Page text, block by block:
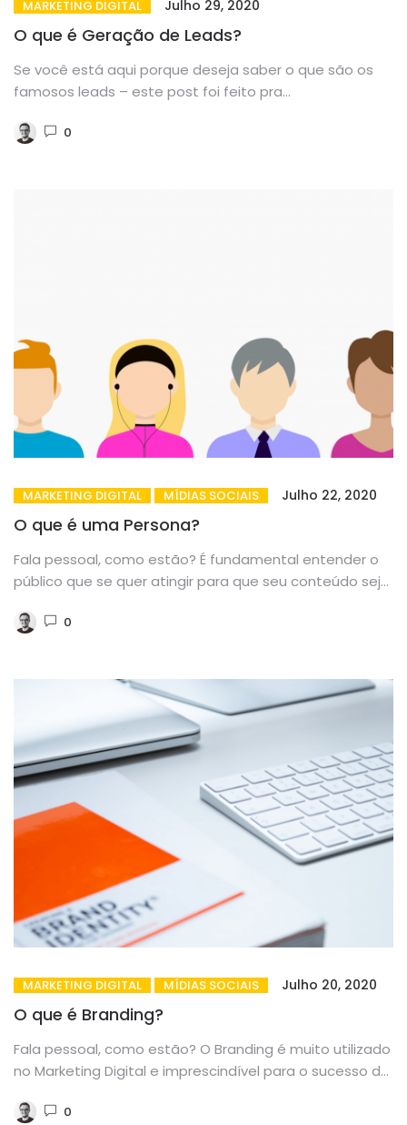
MARKETING DIGITAL Julho 29, 2020
O que é Geração de Leads?
Se você está aqui porque deseja saber o que são os
famosos leads – este post foi feito pra...
0
MARKETING DIGITAL MÍDIAS SOCIAIS Julho 22, 2020
O que é uma Persona?
Fala pessoal, como estão? É fundamental entender o
público que se quer atingir para que seu conteúdo seja
0
MARKETING DIGITAL MÍDIAS SOCIAIS Julho 20, 2020
O que é Branding?
Fala pessoal, como estão? O Branding é muito utilizado
no Marketing Digital e imprescindível para o sucesso da
0